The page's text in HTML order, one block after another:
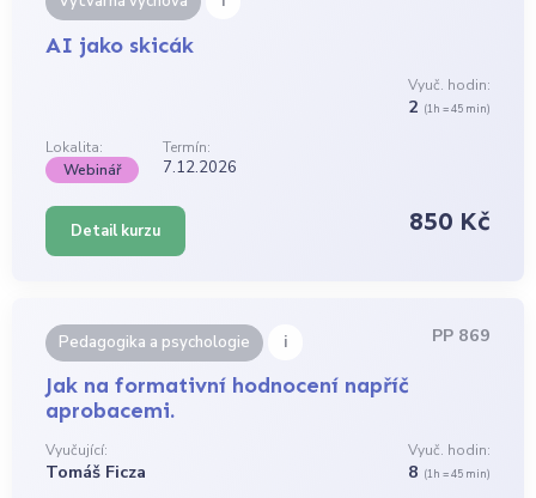
AI jako skicák
Vyuč. hodin:
2 (1h = 45 min)
Lokalita:
Termín:
Webinář
7.12.2026
Detail kurzu 850 Kč
Pedagogika a psychologie i PP 869
Jak na formativní hodnocení napříč
aprobacemi.
Vyučující:
Tomáš Ficza
Vyuč. hodin:
8 (1h = 45 min)